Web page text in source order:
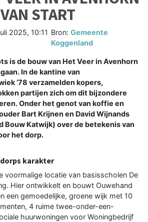
START
2025, 10:11 Bron: Gemeente
Koggenland
is de bouw van Het Veer in Avenhorn
In de kantine van
’78 verzamelden kopers,
partijen zich om dit bijzondere
Onder het genot van koffie en
Bart Krijnen en David Wijnands
Bouw Katwijk) over de betekenis van
het dorp.
karakter
voormalige locatie van basisscholen De
Hier ontwikkelt en bouwt Ouwehand
een gemoedelijke, groene wijk met 10
4 ruime twee-onder-een-
huurwoningen voor Woningbedrijf